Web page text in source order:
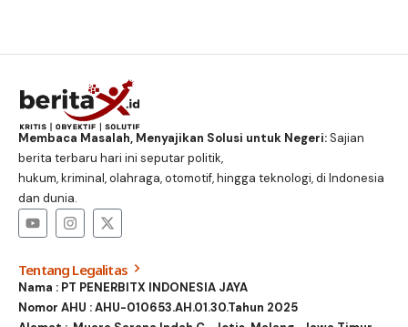
Membaca Masalah, Menyajikan Solusi untuk Negeri:Sajian
berita terbaru hari ini seputar politik,
hukum, kriminal, olahraga, otomotif, hingga teknologi, di Indonesia
dan dunia.
Tentang Legalitas
Nama : PT PENERBITX INDONESIA JAYA
Nomor AHU : AHU-010653.AH.01.30.Tahun 2025